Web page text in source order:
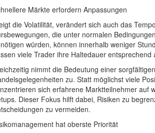
Märkte erfordern Anpassungen
die Volatilität, verändert sich auch das
die unter normalen
würden, können innerhalb weniger
viele Trader ihre Haltedauer entsprechend
nimmt die Bedeutung einer
zu. Statt möglichst viele
sich erfahrene Marktteilnehmer auf
Dieser Fokus hilft dabei, Risiken zu
zu vermeiden.
hat oberste Priorität